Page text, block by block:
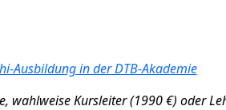
Ausbildung in der DTB-Akademie
wahlweise Kursleiter (1990 €) oder